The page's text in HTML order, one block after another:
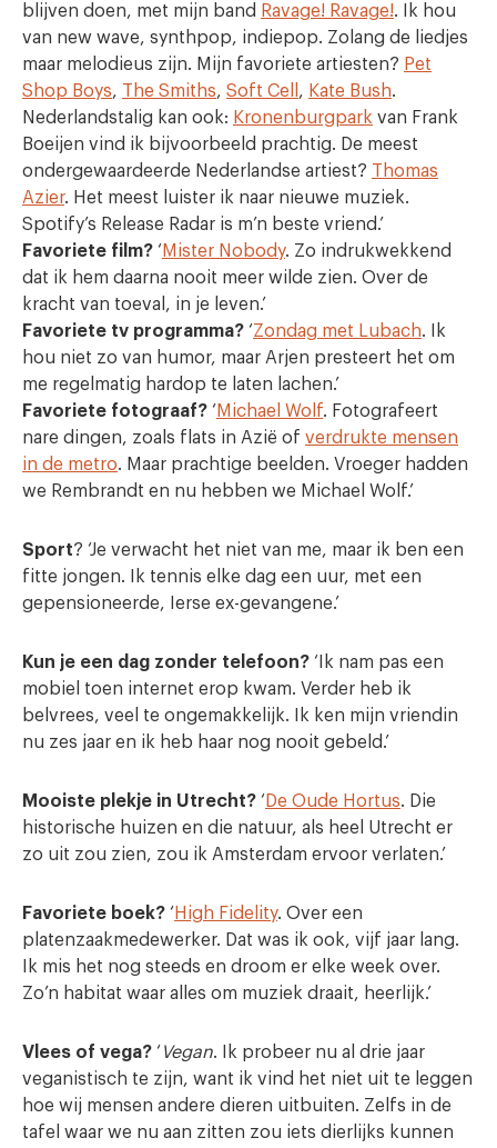
blijven doen, met mijn band Ravage! Ravage!. Ik hou
van new wave, synthpop, indiepop. Zolang de liedjes
maar melodieus zijn. Mijn favoriete artiesten? Pet
Shop Boys, The Smiths, Soft Cell , Kate Bush.
Nederlandstalig kan ook: Kronenburgpark van Frank
Boeijen vind ik bijvoorbeeld prachtig. De meest
ondergewaardeerde Nederlandse artiest? Thomas
Azier. Het meest luister ik naar nieuwe muziek.
Spotify’s Release Radar is m’n beste vriend.’
Favoriete film? ‘ Mister Nobody. Zo indrukwekkend
dat ik hem daarna nooit meer wilde zien. Over de
kracht van toeval, in je leven.’
Favoriete tv programma? ‘Zondag met Lubach. Ik
hou niet zo van humor, maar Arjen presteert het om
me regelmatig hardop te laten lachen.’
Favoriete fotograaf? ‘ Michael Wolf. Fotografeert
nare dingen, zoals flats in Azië of verdrukte mensen
in de metro. Maar prachtige beelden. Vroeger hadden
we Rembrandt en nu hebben we Michael Wolf.’
Sport? ‘Je verwacht het niet van me, maar ik ben een
fitte jongen. Ik tennis elke dag een uur, met een
gepensioneerde, Ierse ex-gevangene.’
Kun je een dag zonder telefoon? ‘Ik nam pas een
mobiel toen internet erop kwam. Verder heb ik
belvrees, veel te ongemakkelijk. Ik ken mijn vriendin
nu zes jaar en ik heb haar nog nooit gebeld.’
Mooiste plekje in Utrecht? ‘ De Oude Hortus. Die
historische huizen en die natuur, als heel Utrecht er
zo uit zou zien, zou ik Amsterdam ervoor verlaten.’
Favoriete boek? ‘ High Fidelity. Over een
platenzaakmedewerker. Dat was ik ook, vijf jaar lang.
Ik mis het nog steeds en droom er elke week over.
Zo’n habitat waar alles om muziek draait, heerlijk.’
Vlees of vega? ‘ Vegan. Ik probeer nu al drie jaar
veganistisch te zijn, want ik vind het niet uit te leggen
hoe wij mensen andere dieren uitbuiten. Zelfs in de
tafel waar we nu aan zitten zou iets dierlijks kunnen